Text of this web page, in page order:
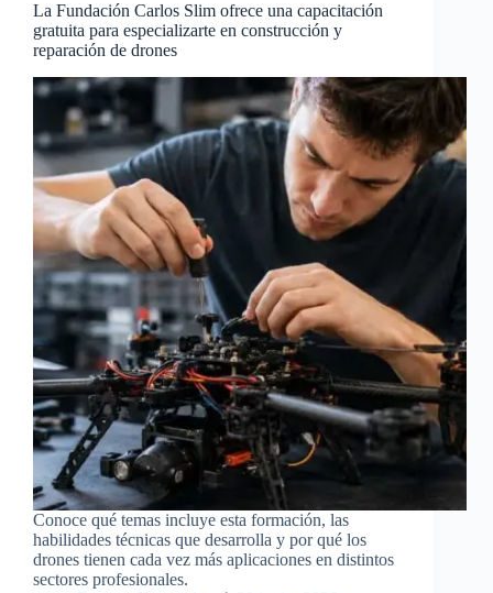
La Fundación Carlos Slim ofrece una capacitación
gratuita para especializarte en construcción y
reparación de drones
Conoce qué temas incluye esta formación, las
habilidades técnicas que desarrolla y por qué los
drones tienen cada vez más aplicaciones en distintos
sectores profesionales.